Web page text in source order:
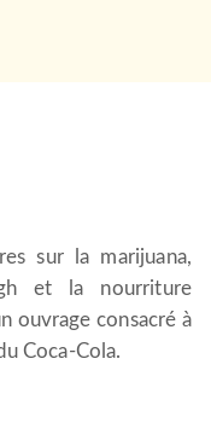
sur la marijuana,
et la nourriture
ouvrage consacré à
Coca-Cola.